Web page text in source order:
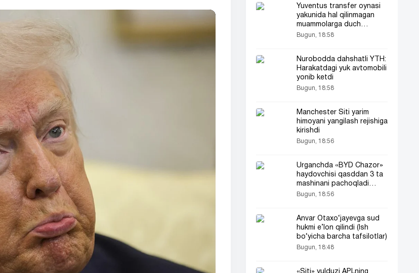
Yuventus transfer oynasi
yakunida hal qilinmagan
muammolarga duch
kelmoqda
Bugun, 18:58
Nurobodda dahshatli YTH:
Harakatdagi yuk avtomobili
yonib ketdi
Bugun, 18:58
Manchester Siti yarim
himoyani yangilash rejishiga
kirishdi
Bugun, 18:56
Urganchda «BYD Chazor»
haydovchisi qasddan 3 ta
mashinani pachoqladi
(video)
Bugun, 18:56
Anvar Otaxo‘jayevga sud
hukmi e’lon qilindi (Ish
bo‘yicha barcha tafsilotlar)
Bugun, 18:48